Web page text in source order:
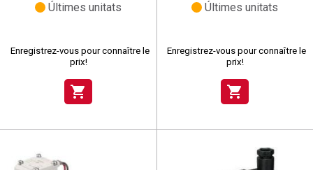
Últimes unitats
Enregistrez-vous pour connaître le
prix!
shopping_cart
Últimes unitats
Enregistrez-vous pour connaître le
prix!
shopping_cart